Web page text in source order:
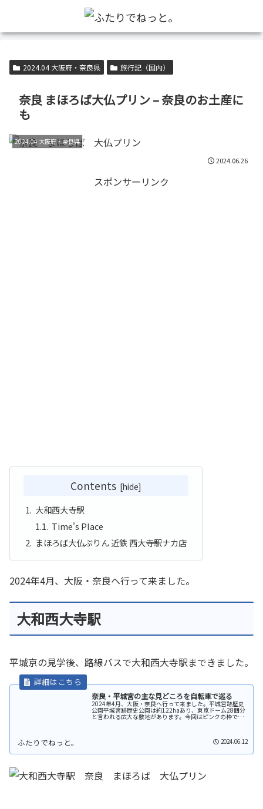
2024.04 大阪府・奈良県 旅行記（国内）
奈良 まほろば大仏プリン – 奈良のお土産に
も
2024.04 大阪府・奈良県
2024.06.26
スポンサーリンク
Contents
大和西大寺駅
Time's Place
まほろば大仏ぷりん 近鉄 西大寺駅ナカ店
2024年4月、大阪・奈良へ行って来ました。
大和西大寺駅
平城京の見学後、路線バスで大和西大寺駅まできました。
奈良・平城宮の主な見どころを自転車で巡る
2024年4月、大阪・奈良へ行って来ました。平城宮跡歴史
公園平城宮跡歴史公園は約122haあり、東京ドーム28個分
と言われる広大な敷地があります。今回はピンクの枠で囲
2024.06.12